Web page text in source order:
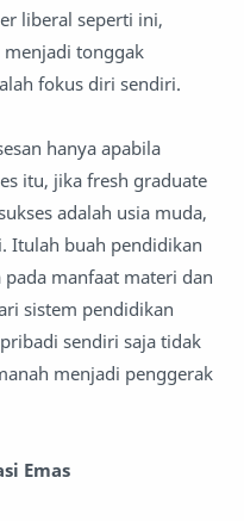
liberal seperti ini,
menjadi tonggak
fokus diri sendiri.
hanya apabila
itu, jika fresh graduate
adalah usia muda,
Itulah buah pendidikan
manfaat materi dan
sistem pendidikan
sendiri saja tidak
menjadi penggerak
Emas